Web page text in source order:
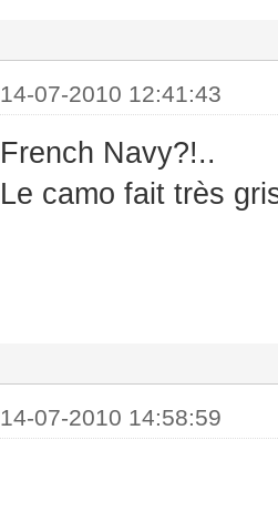
14-07-2010 12:41:43
French Navy?!..
Le camo fait très
14-07-2010 14:58:59